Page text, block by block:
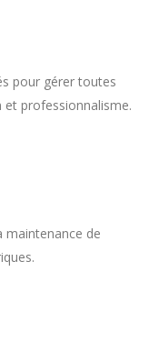
pour gérer toutes
et professionnalisme.
maintenance de